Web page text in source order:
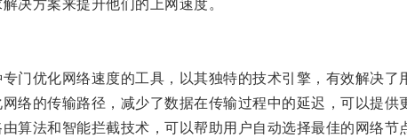
方案来提升他们的上网速度。
优化网络速度的工具，以其独特的技术引擎，有效解决了
的传输路径，减少了数据在传输过程中的延迟，可以提供
法和智能拦截技术，可以帮助用户自动选择最佳的网络节